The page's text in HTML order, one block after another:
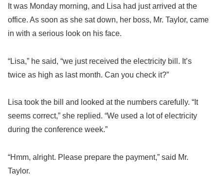
It was Monday morning, and Lisa had just arrived at the
office. As soon as she sat down, her boss, Mr. Taylor, came
in with a serious look on his face.
“Lisa,” he said, “we just received the electricity bill. It’s
twice as high as last month. Can you check it?”
Lisa took the bill and looked at the numbers carefully. “It
seems correct,” she replied. “We used a lot of electricity
during the conference week.”
“Hmm, alright. Please prepare the payment,” said Mr.
Taylor.